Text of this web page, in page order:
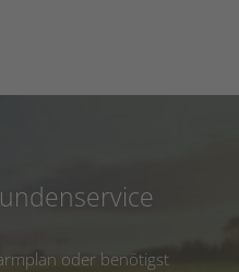
oder benötigst